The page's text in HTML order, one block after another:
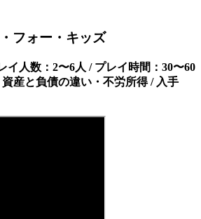
フォー・キッズ
イ人数：2〜6人 / プレイ時間：30〜60
産と負債の違い・不労所得 / 入手